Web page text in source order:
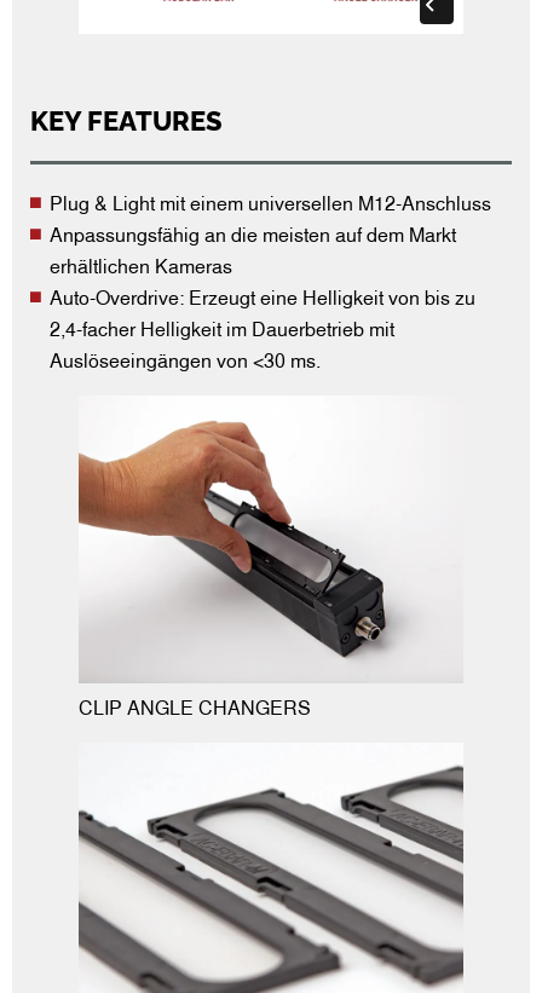
KEY FEATURES
Plug & Light mit einem universellen M12-Anschluss
Anpassungsfähig an die meisten auf dem Markt
erhältlichen Kameras
Auto-Overdrive: Erzeugt eine Helligkeit von bis zu
2,4-facher Helligkeit im Dauerbetrieb mit
Auslöseeingängen von <30 ms.
CLIP ANGLE CHANGERS